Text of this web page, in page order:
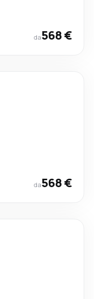
da568 €
da568 €